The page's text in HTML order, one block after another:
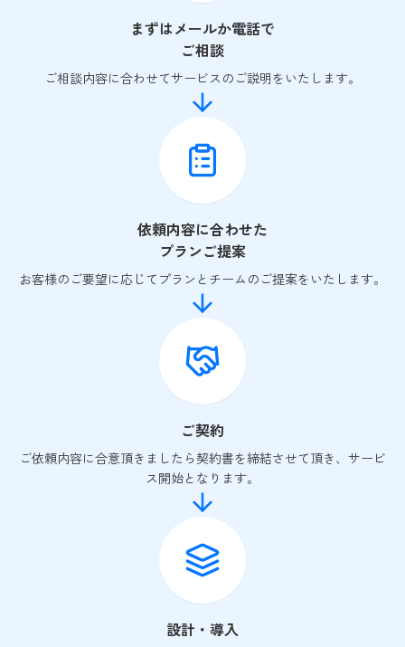
まずはメールか電話で
ご相談
ご相談内容に合わせてサービスのご説明をいたします。
依頼内容に合わせた
プランご提案
お客様のご要望に応じてプランとチームのご提案をいたします。
ご契約
ご依頼内容に合意頂きましたら契約書を締結させて頂き、サービ
ス開始となります。
設計・導入